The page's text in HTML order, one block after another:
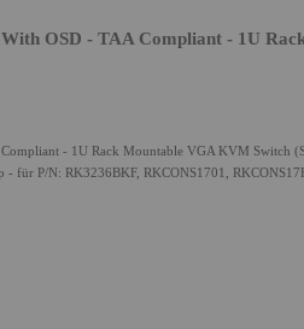
OSD - TAA Compliant - 1U
- 1U Rack Mountable VGA KVM Switch
für P/N: RK3236BKF, RKCONS1701,